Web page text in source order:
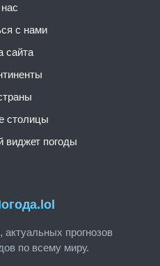
прогнозов
по всему миру.
с нами
сайта
столицы
виджет погоды